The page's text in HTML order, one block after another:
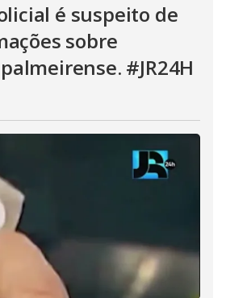
é suspeito de
sobre
#JR24H